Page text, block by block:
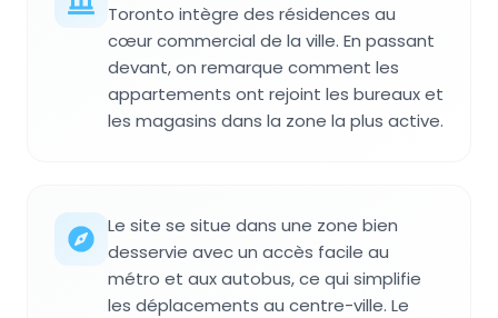
Toronto intègre des résidences au
cœur commercial de la ville. En passant
devant, on remarque comment les
appartements ont rejoint les bureaux et
les magasins dans la zone la plus active.
Le site se situe dans une zone bien
desservie avec un accès facile au
métro et aux autobus, ce qui simplifie
les déplacements au centre-ville. Le